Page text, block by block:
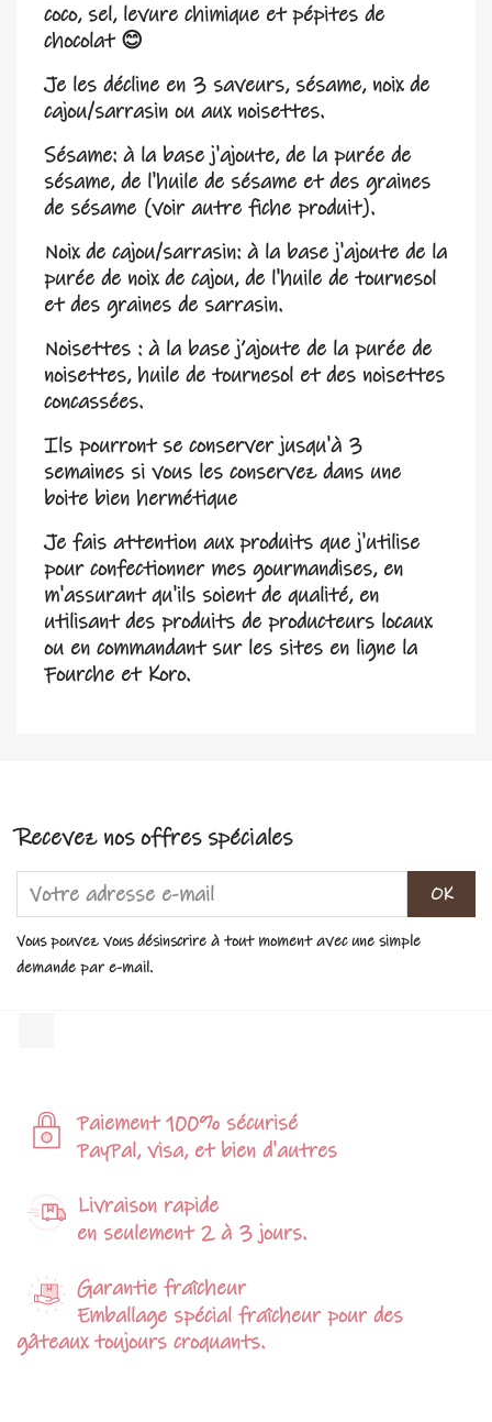
coco, sel, levure chimique et pépites de
chocolat 😊
Je les décline en 3 saveurs, sésame, noix de
cajou/sarrasin ou aux noisettes.
Sésame: à la base j'ajoute, de la purée de
sésame, de l'huile de sésame et des graines
de sésame (voir autre fiche produit).
Noix de cajou/sarrasin: à la base j'ajoute de la
purée de noix de cajou, de l'huile de tournesol
et des graines de sarrasin.
Noisettes : à la base j’ajoute de la purée de
noisettes, huile de tournesol et des noisettes
concassées.
Ils pourront se conserver jusqu'à 3
semaines si vous les conservez dans une
boite bien hermétique
Je fais attention aux produits que j'utilise
pour confectionner mes gourmandises, en
m'assurant qu'ils soient de qualité, en
utilisant des produits de producteurs locaux
ou en commandant sur les sites en ligne la
Fourche et Koro.
Recevez nos offres spéciales
Vous pouvez vous désinscrire à tout moment avec une simple
demande par e-mail.
Paiement 100% sécurisé
PayPal, visa, et bien d'autres
Livraison rapide
en seulement 2 à 3 jours.
Garantie fraîcheur
Emballage spécial fraîcheur pour des
gâteaux toujours croquants.